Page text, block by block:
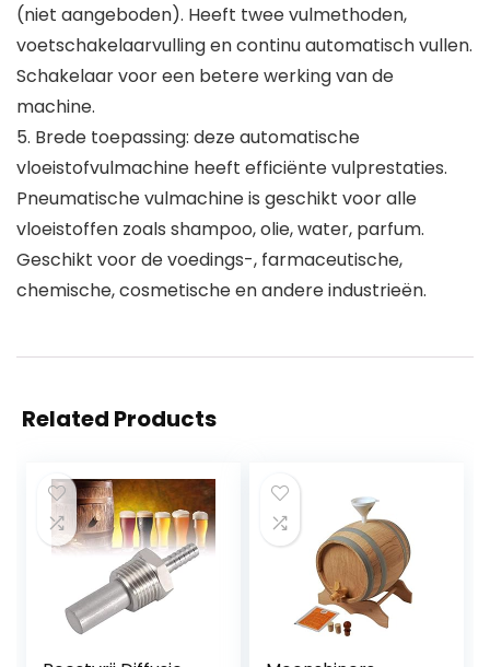
(niet aangeboden). Heeft twee vulmethoden,
voetschakelaarvulling en continu automatisch vullen.
Schakelaar voor een betere werking van de
machine.
5. Brede toepassing: deze automatische
vloeistofvulmachine heeft efficiënte vulprestaties.
Pneumatische vulmachine is geschikt voor alle
vloeistoffen zoals shampoo, olie, water, parfum.
Geschikt voor de voedings-, farmaceutische,
chemische, cosmetische en andere industrieën.
Related Products